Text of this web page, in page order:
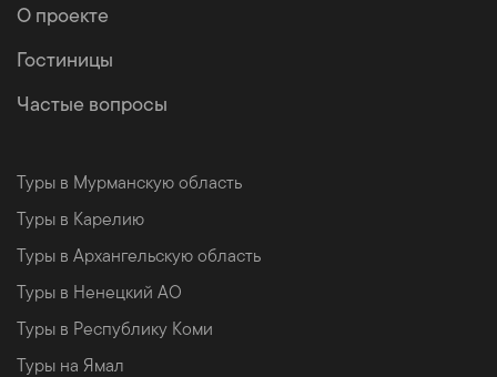
О проекте
Гостиницы
Частые вопросы
Туры в Мурманскую область
Туры в Карелию
Туры в Архангельскую область
Туры в Ненецкий АО
Туры в Республику Коми
Туры на Ямал